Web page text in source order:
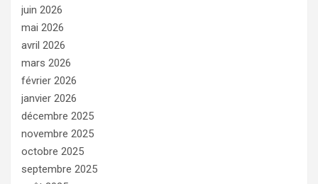
juin 2026
mai 2026
avril 2026
mars 2026
février 2026
janvier 2026
décembre 2025
novembre 2025
octobre 2025
septembre 2025